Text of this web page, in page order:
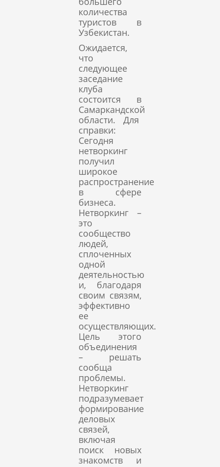
количества
туристов в
Узбекистан.
Ожидается,
что
следующее
заседание
клуба
состоится в
Самаркандской
области. Для
справки:
Сегодня
нетворкинг
получил
широкое
распространение
в сфере
бизнеса.
Нетворкинг –
это
сообщество
людей,
сплоченных
одной
деятельностью
и, благодаря
своим связям,
эффективно
ее
осуществляющих.
Цель этого
объединения
– решать
сообща
проблемы.
Нетворкинг
подразумевает
формирование
деловых
связей,
включая
поиск новых
знакомств и